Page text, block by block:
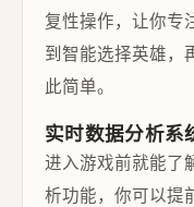
复性操作，让你专
到智能选择英雄，
此简单。
实时数据分析系
进入游戏前就能了
析功能，你可以提